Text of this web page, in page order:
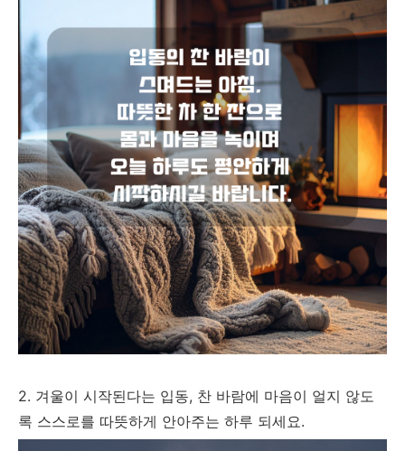
2. 겨울이 시작된다는 입동, 찬 바람에 마음이 얼지 않도
록 스스로를 따뜻하게 안아주는 하루 되세요.